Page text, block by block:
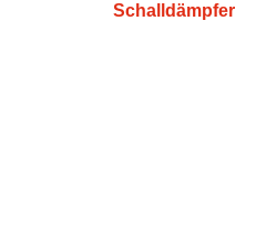
Schalldämpfer